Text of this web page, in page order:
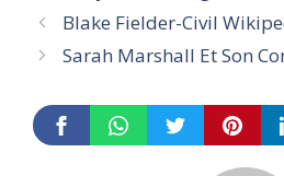
Blake Fielder-Civil
Sarah Marshall Et Son